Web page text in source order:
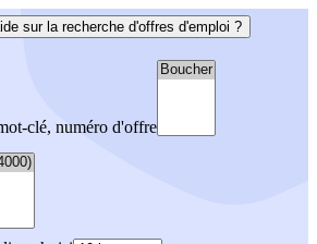
sur la recherche d'offres d'emploi ?
clé, numéro d'offre